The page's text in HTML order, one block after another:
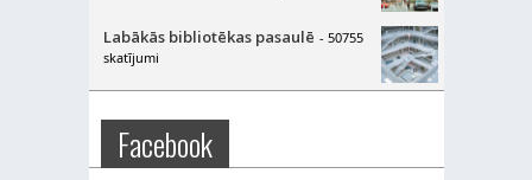
Labākās bibliotēkas pasaulē - 50755
skatījumi
Facebook